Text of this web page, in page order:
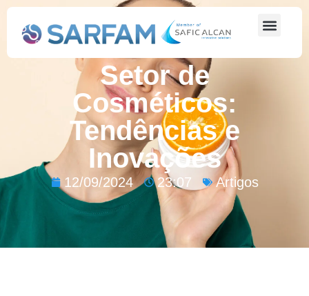
O Mercado de
Vitaminas no
Setor de
Cosméticos:
Tendências e
Inovações
12/09/2024 23:07 Artigos